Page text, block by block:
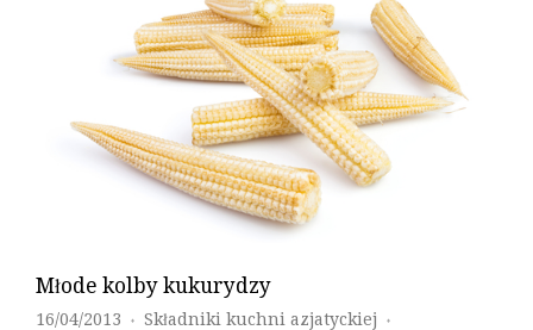
Młode kolby kukurydzy
16/04/2013 ♦ Składniki kuchni azjatyckiej ♦